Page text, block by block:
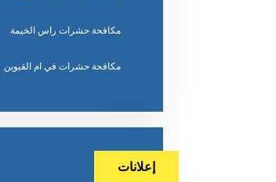
مكافحة حشرات راس الخيمة
مكافحة حشرات في ام القيوين
إعلانات